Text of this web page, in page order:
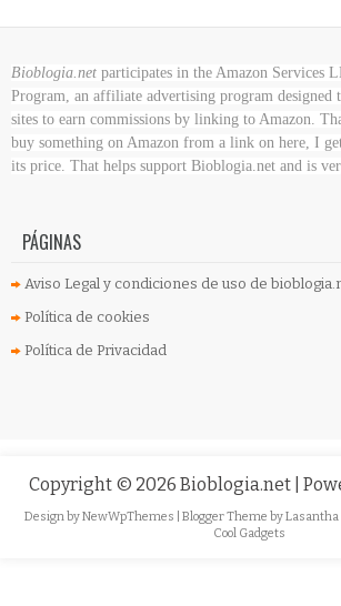
Bioblogia.net participates in the Amazon Services
Program, an affiliate advertising program designed
sites to earn commissions by linking to Amazon.
buy something on Amazon from a link on here, I
its price. That helps support Bioblogia.net and is
PÁGINAS
Aviso Legal y condiciones de uso de
Política de cookies
Política de Privacidad
Copyright © 2026 Bioblogia.net |
Design byNewWpThemes | Blogger Theme byLasantha
Cool Gadgets